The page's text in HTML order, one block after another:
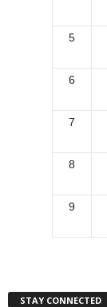
5
6
7
8
9
STAY CONNECTED